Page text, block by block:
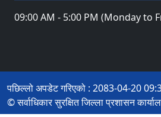
09:00 AM - 5:00 PM (Monday to
पछिल्लो अपडेट गरिएको : 2083-04-20
© सर्वाधिकार सुरक्षित जिल्ला प्रशासन